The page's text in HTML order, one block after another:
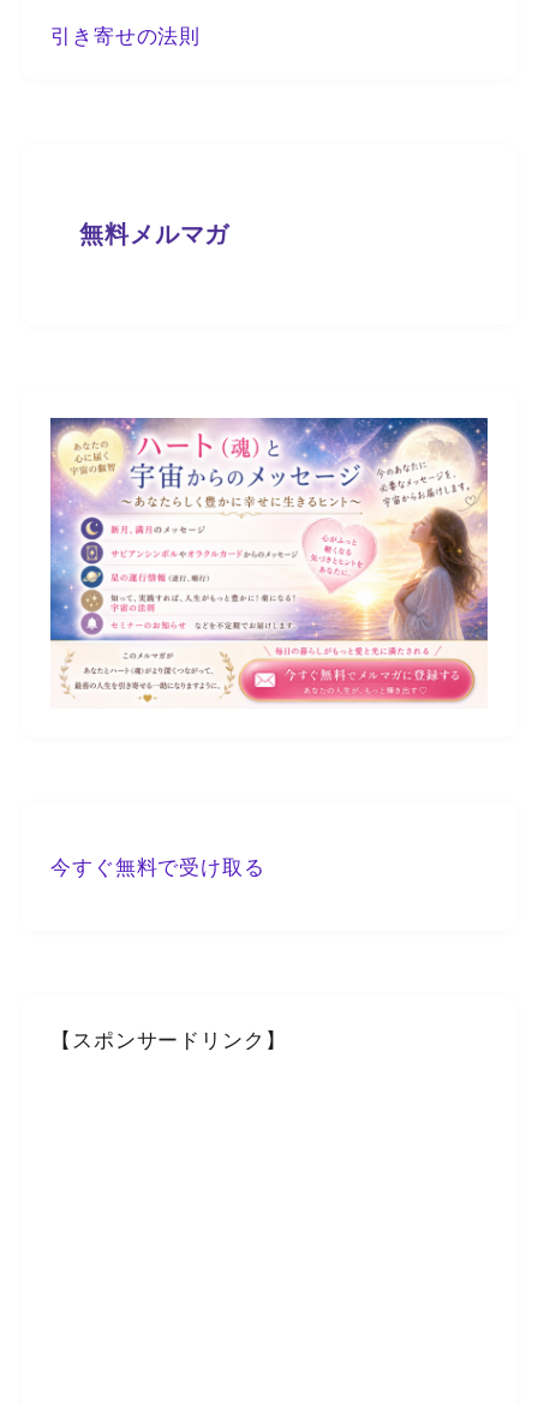
引き寄せの法則
無料メルマガ
今すぐ無料で受け取る
【スポンサードリンク】